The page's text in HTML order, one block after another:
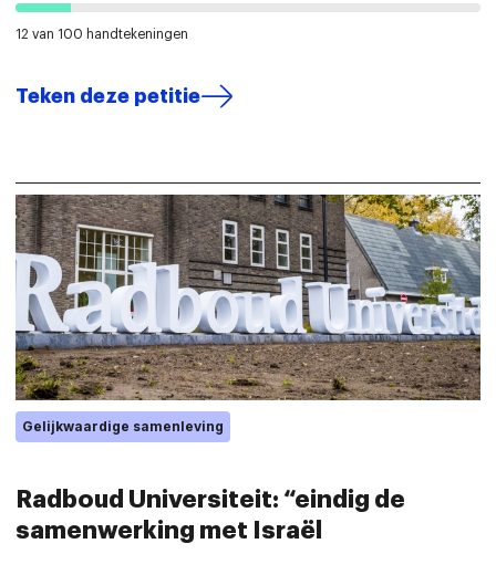
12 van 100 handtekeningen
Teken deze petitie
Gelijkwaardige samenleving
Radboud Universiteit: “eindig de
samenwerking met Israël